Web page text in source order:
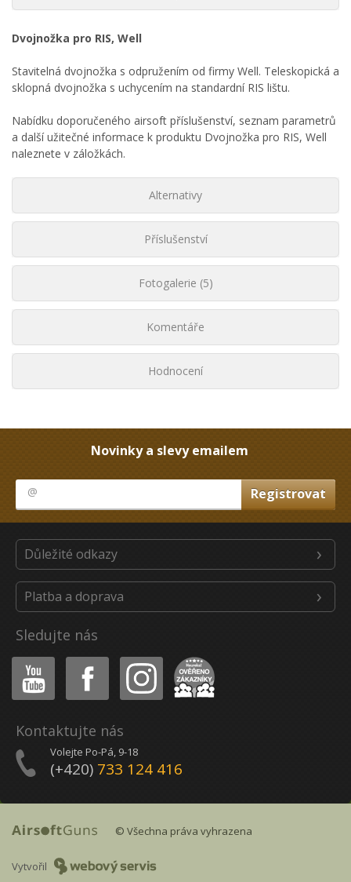
Dvojnožka pro RIS, Well
Stavitelná dvojnožka s odpružením od firmy Well. Teleskopická a
sklopná dvojnožka s uchycením na standardní RIS lištu.
Nabídku doporučeného airsoft příslušenství, seznam parametrů
a další užitečné informace k produktu Dvojnožka pro RIS, Well
naleznete v záložkách.
Alternativy
Příslušenství
Fotogalerie (5)
Komentáře
Hodnocení
Novinky a slevy emailem
Důležité odkazy
Platba a doprava
Sledujte nás
Youtube Facebook Instagram Heureka
Kontaktujte nás
Volejte Po-Pá, 9-18
(+420) 733 124 416
© Všechna práva vyhrazena
Vytvořil